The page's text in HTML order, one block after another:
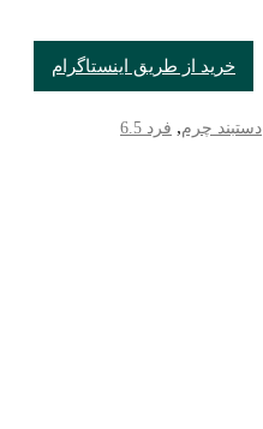
خرید از طریق اینستاگرام
دستبند چرم, فرد 6.5